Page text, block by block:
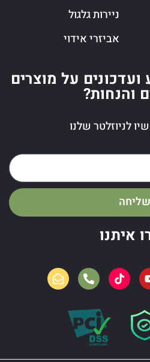
ניירות גלגול
אביזרי אידוי
על מוצרים
והנחות?
לניוזלטר שלנו
שליחה
איתנו